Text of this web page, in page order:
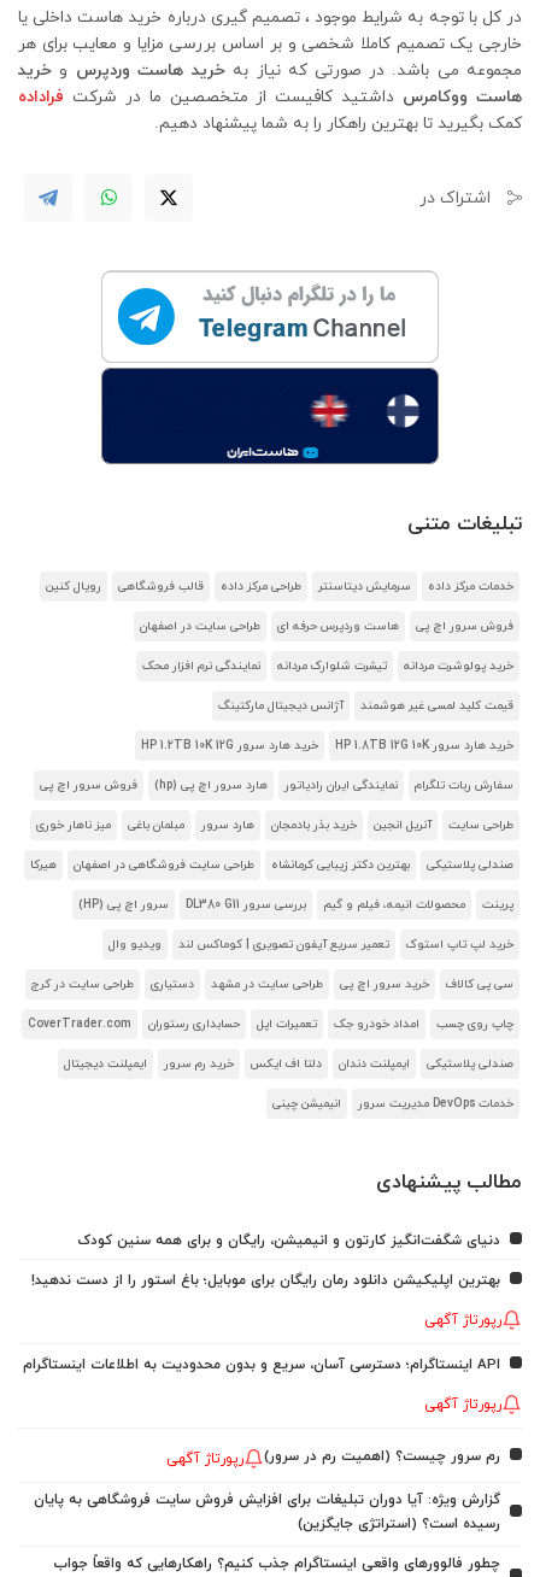
در کل با توجه به شرایط موجود ، تصمیم گیری درباره خرید هاست داخلی یا
خارجی یک تصمیم کاملا شخصی و بر اساس بررسی مزایا و معایب برای هر
مجموعه می باشد. در صورتی که نیاز بهخرید هاست وردپرس و خرید
هاست ووکامرس داشتید کافیست از متخصصین ما در شرکت فراداده
کمک بگیرید تا بهترین راهکار را به شما پیشنهاد دهیم.
اشتراک در
تبلیغات متنی
خدمات مرکز داده سرمایش دیتاسنتر طراحی مرکز داده قالب فروشگاهی رویال کنین
فروش سرور اچ پی هاست وردپرس حرفه ای طراحی سایت در اصفهان
خرید پولوشرت مردانه تیشرت شلوارک مردانه نمایندگی نرم افزار محک
قیمت کلید لمسی غیر هوشمند آژانس دیجیتال مارکتینگ
خرید هارد سرور HP 1.8TB 12G 10K خرید هارد سرور HP 1.2TB 10K 12G
سفارش ربات تلگرام نمایندگی ایران رادیاتور هارد سرور اچ پی (hp) فروش سرور اچ پی
طراحی سایت آنریل انجین خرید بذر بادمجان هارد سرور مبلمان باغی میز ناهار خوری
صندلی پلاستیکی بهترین دکتر زیبایی کرمانشاه طراحی سایت فروشگاهی در اصفهان هیرکا
پرینت محصولات انیمه، فیلم و گیم بررسی سرور DL380 G11 سرور اچ پی (HP)
خرید لپ تاپ استوک تعمیر سریع آیفون تصویری | کوماکس لند ویدیو وال
سی پی کالاف خرید سرور اچ پی طراحی سایت در مشهد دستیاری طراحی سایت در کرج
چاپ روی چسب امداد خودرو جک تعمیرات اپل حسابداری رستوران CoverTrader.com
صندلی پلاستیکی ایمپلنت دندان دلتا اف ایکس خرید رم سرور ایمپلنت دیجیتال
خدمات DevOps مدیریت سرور انیمیشن چینی
مطالب پیشنهادی
دنیای شگفت‌انگیز کارتون و انیمیشن، رایگان و برای همه سنین کودک
بهترین اپلیکیشن دانلود رمان رایگان برای موبایل؛ باغ استور را از دست ندهید!
رپورتاژ آگهی
API اینستاگرام؛ دسترسی آسان، سریع و بدون محدودیت به اطلاعات اینستاگرام
رپورتاژ آگهی
رم سرور چیست؟ (اهمیت رم در سرور) رپورتاژ آگهی
گزارش ویژه: آیا دوران تبلیغات برای افزایش فروش سایت فروشگاهی به پایان
رسیده است؟ (استراتژی جایگزین)
چطور فالوورهای واقعی اینستاگرام جذب کنیم؟ راهکارهایی که واقعاً جواب